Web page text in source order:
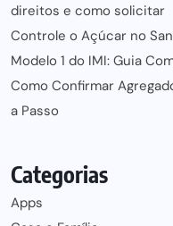
direitos e como solicitar
Controle o Açúcar no
Modelo 1 do IMI: Guia
Como Confirmar
a Passo
Categorias
Apps